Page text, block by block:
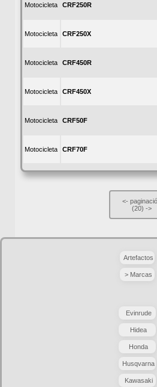
Motocicleta CRF250R
Motocicleta CRF250X
Motocicleta CRF450R
Motocicleta CRF450X
Motocicleta CRF50F
Motocicleta CRF70F
<-
(20) ->
Artefactos
> Marcas
Evinrude
Hidea
Honda
Husqvarna
Kawasaki